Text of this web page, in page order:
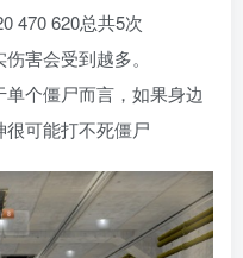
470 620总共5次
害会受到越多。
个僵尸而言，如果身边
可能打不死僵尸